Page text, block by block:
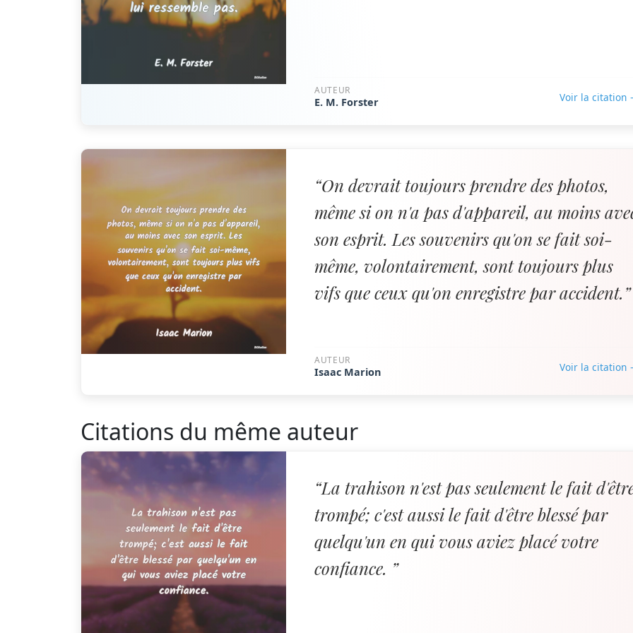
AUTEUR
E. M. Forster Voir la citation
“On devrait toujours prendre des photos,
même si on n'a pas d'appareil, au moins
son esprit. Les souvenirs qu'on se fait soi-
même, volontairement, sont toujours plus
vifs que ceux qu'on enregistre par accident.”
AUTEUR
Isaac Marion Voir la citation
Citations du même auteur
“La trahison n'est pas seulement le fait
trompé; c'est aussi le fait d'être blessé par
quelqu'un en qui vous aviez placé votre
confiance. ”